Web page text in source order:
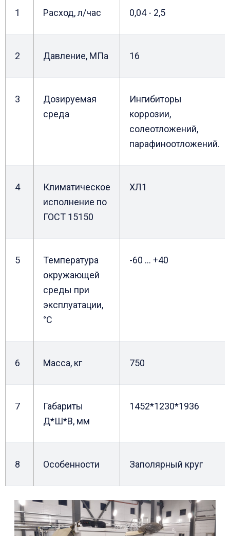
1 Расход, л/час 0,04 - 2,5
2 Давление, МПа 16
3
Дозируемая
среда
Ингибиторы
коррозии,
солеотложений,
парафиноотложений.
4
Климатическое
исполнение по
ГОСТ 15150
ХЛ1
5
Температура
окружающей
среды при
эксплуатации,
°С
-60 … +40
6 Масса, кг 750
7
Габариты
Д*Ш*В, мм
1452*1230*1936
8 Особенности Заполярный круг